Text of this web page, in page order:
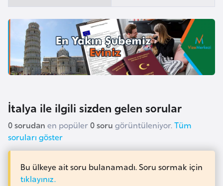
İtalya ile ilgili sizden gelen sorular
0 sorudan en popüler0 soru görüntüleniyor. Tüm
soruları göster
Bu ülkeye ait soru bulanamadı. Soru sormak için
tıklayınız.
a
H
r
e
k
B